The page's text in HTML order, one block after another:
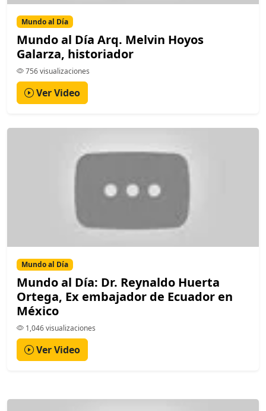
Mundo al Día
Mundo al Día Arq. Melvin Hoyos
Galarza, historiador
756 visualizaciones
Ver Video
Mundo al Día
Mundo al Día: Dr. Reynaldo Huerta
Ortega, Ex embajador de Ecuador en
México
1,046 visualizaciones
Ver Video